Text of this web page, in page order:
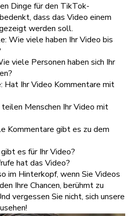
Dinge für den TikTok-
dass das Video einem
werden soll.
Wie viele haben Ihr Video bis
viele Personen haben sich Ihr
Hat Ihr Video Kommentare mit
Menschen Ihr Video mit
Kommentare gibt es zu dem
es für Ihr Video?
hat das Video?
im Hinterkopf, wenn Sie Videos
Ihre Chancen, berühmt zu
vergessen Sie nicht, sich unsere